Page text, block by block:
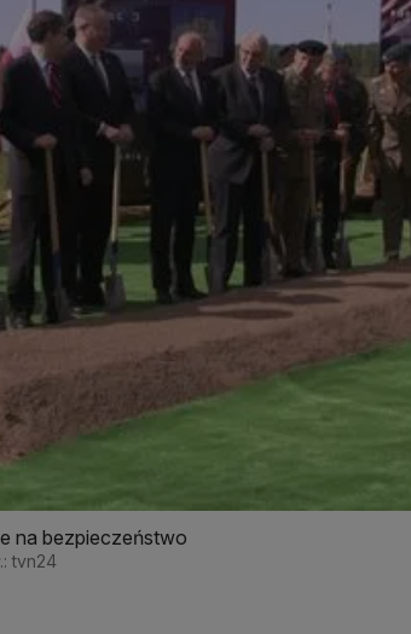
na bezpieczeństwo
tvn24